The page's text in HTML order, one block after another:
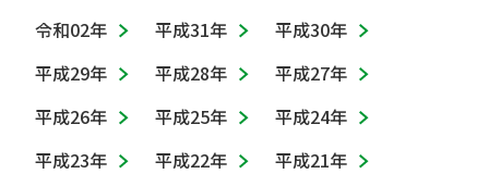
令和02年
平成31年
平成30年
平成29年
平成28年
平成27年
平成26年
平成25年
平成24年
平成23年
平成22年
平成21年